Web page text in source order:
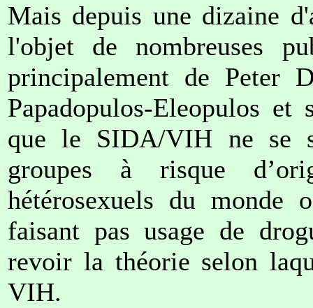
Mais depuis une dizaine
l'objet de nombreuses
principalement de Peter
Papadopulos-Eleopulos
que le SIDA/VIH ne se
groupes à risque
hétérosexuels du monde
faisant pas usage de
revoir la théorie selon
VIH.